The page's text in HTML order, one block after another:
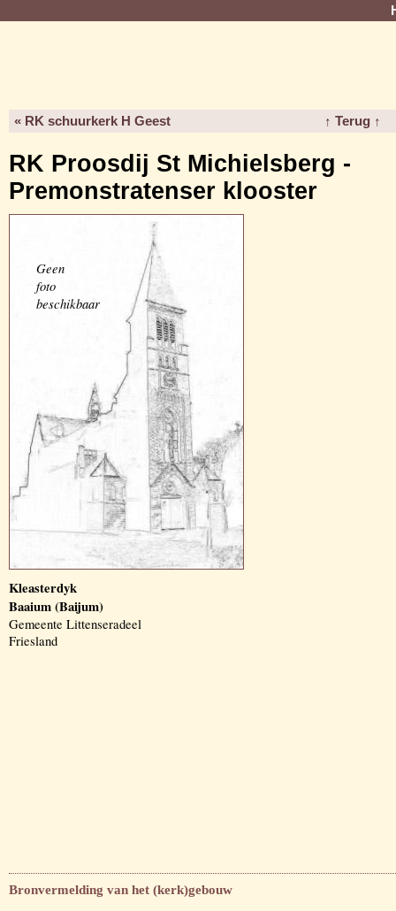
« RK schuurkerk H Geest ↑ Terug ↑
RK Proosdij St Michielsberg -
Premonstratenser klooster
Geen
foto
beschikbaar
Kleasterdyk
Baaium (Baijum)
Gemeente Littenseradeel
Friesland
Bronvermelding van het (kerk)gebouw